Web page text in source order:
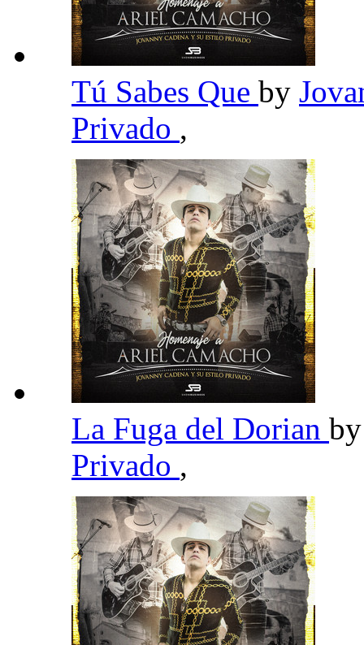
Tú Sabes Que by
Privado ,
La Fuga del Dorian
Privado ,